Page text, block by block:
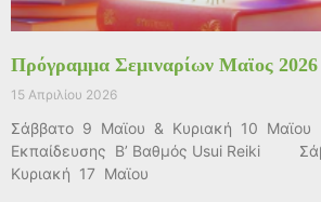
Πρόγραμμα Σεμιναρίων Μαϊος 2026
15 Απριλίου 2026
Σάββατο 9 Μαϊου & Κυριακή 10 Μαϊου
Εκπαίδευσης Β’ Βαθμός Usui Reiki
Κυριακή 17 Μαϊου